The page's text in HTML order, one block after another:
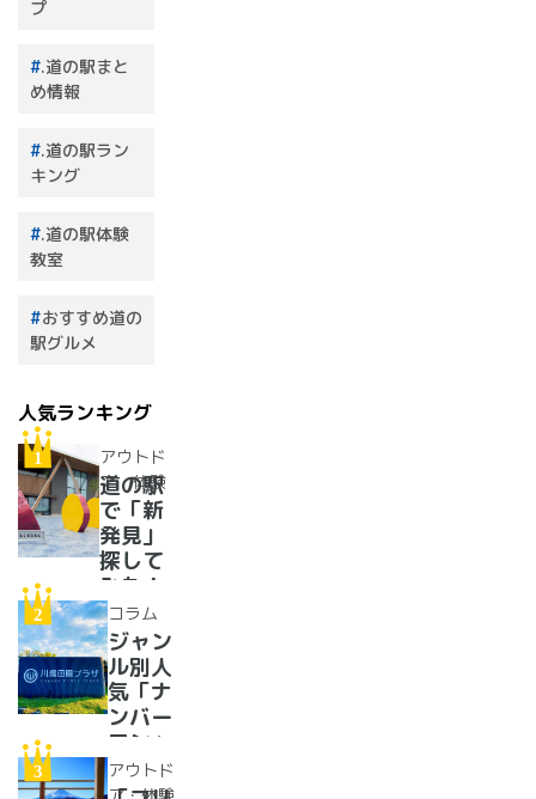
プ
.道の駅まと
め情報
.道の駅ラン
キング
.道の駅体験
教室
おすすめ道の
駅グルメ
人気ランキング
アウトド
ア・体験
道の駅
で「新
発見」
探して
みた！
イベン
トに巨
大グル
メ、ご
当地ス
イーツ
まで
【2024
コラム
ジャン
ル別人
気「ナ
ンバー
ワン」
道の駅
紹介。
アウトド